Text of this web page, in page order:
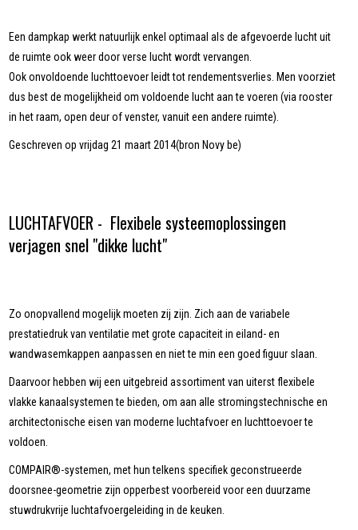
Een dampkap werkt natuurlijk enkel optimaal als de afgevoerde lucht uit
de ruimte ook weer door verse lucht wordt vervangen.
Ook onvoldoende luchttoevoer leidt tot rendementsverlies. Men voorziet
dus best de mogelijkheid om voldoende lucht aan te voeren (via rooster
in het raam, open deur of venster, vanuit een andere ruimte).
Geschreven op vrijdag 21 maart 2014(bron Novy be)
LUCHTAFVOER - Flexibele systeemoplossingen
verjagen snel "dikke lucht"
Zo onopvallend mogelijk moeten zij zijn. Zich aan de variabele
prestatiedruk van ventilatie met grote capaciteit in eiland- en
wandwasemkappen aanpassen en niet te min een goed figuur slaan.
Daarvoor hebben wij een uitgebreid assortiment van uiterst flexibele
vlakke kanaalsystemen te bieden, om aan alle stromingstechnische en
architectonische eisen van moderne luchtafvoer en luchttoevoer te
voldoen.
COMPAIR®-systemen, met hun telkens specifiek geconstrueerde
doorsnee-geometrie zijn opperbest voorbereid voor een duurzame
stuwdrukvrije luchtafvoergeleiding in de keuken.